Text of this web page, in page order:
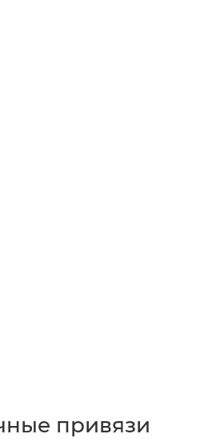
привязи